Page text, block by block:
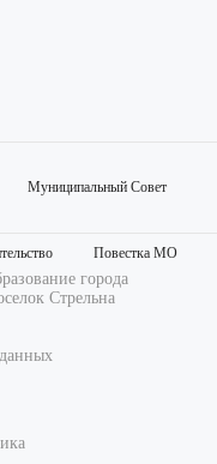
Муниципальный Совет
Повестка МО
города
Стрельна